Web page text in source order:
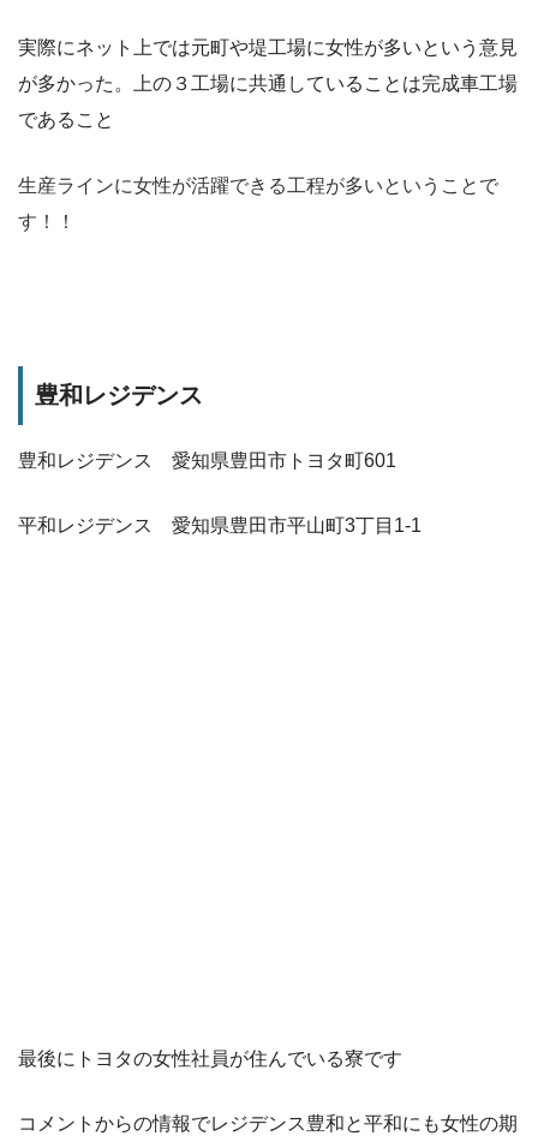
実際にネット上では元町や堤工場に女性が多いという意見
が多かった。上の３工場に共通していることは完成車工場
であること
生産ラインに女性が活躍できる工程が多いということで
す！！
豊和レジデンス
豊和レジデンス 愛知県豊田市トヨタ町601
平和レジデンス 愛知県豊田市平山町3丁目1-1
最後にトヨタの女性社員が住んでいる寮です
コメントからの情報でレジデンス豊和と平和にも女性の期